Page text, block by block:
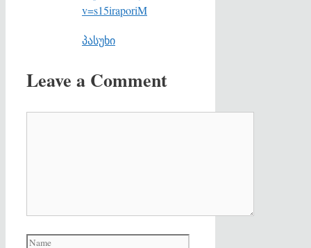
v=s15iraporiM
პასუხი
Leave a Comment
Name